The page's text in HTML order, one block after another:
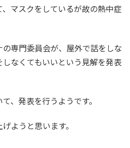
マスクをしているが故の熱中症
専門委員会が、屋外で話をしな
なくてもいいという見解を発表
、発表を行うようです。
ようと思います。